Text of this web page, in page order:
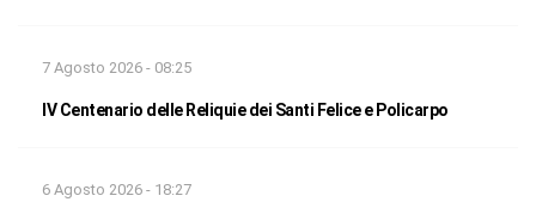
7 Agosto 2026 - 08:25
IV Centenario delle Reliquie dei Santi Felice e Policarpo
6 Agosto 2026 - 18:27